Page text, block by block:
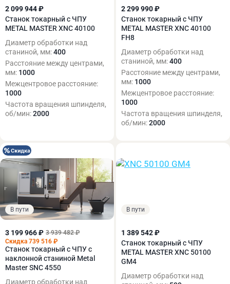
2 099 944 ₽
Станок токарный с ЧПУ
METAL MASTER XNC 40100
Диаметр обработки над
станиной, мм:400
Расстояние между центрами,
мм: 1000
Межцентровое расстояние:
1000
Частота вращения шпинделя,
об/мин:2000
2 299 990 ₽
Станок токарный с ЧПУ
METAL MASTER XNC 40100
FH8
Диаметр обработки над
станиной, мм:400
Расстояние между центрами,
мм: 1000
Межцентровое расстояние:
1000
Частота вращения шпинделя,
об/мин:2000
В пути
3 199 966 ₽ 3 939 482 ₽
Скидка 739 516 ₽
Станок токарный с ЧПУ с
наклонной станиной Metal
Master SNC 4550
Диаметр обработки над
В пути
1 389 542 ₽
Станок токарный с ЧПУ
METAL MASTER XNC 50100
GM4
Диаметр обработки над